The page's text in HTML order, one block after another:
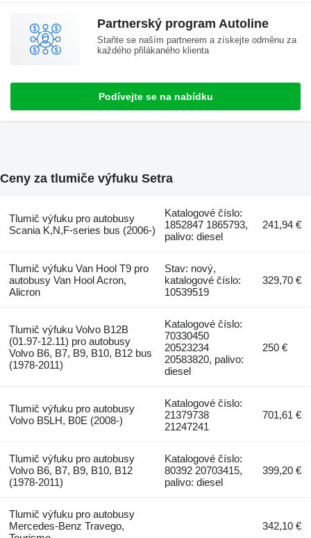
Partnerský program Autoline
Staňte se naším partnerem a získejte odměnu za
každého přilákaného klienta
Podívejte se na nabídku
Ceny za tlumiče výfuku Setra
Tlumič výfuku pro autobusy
Scania K,N,F-series bus (2006-)
Katalogové číslo:
1852847 1865793,
palivo: diesel
241,94 €
Tlumič výfuku Van Hool T9 pro
autobusy Van Hool Acron,
Alicron
Stav: nový,
katalogové číslo:
10539519
329,70 €
Tlumič výfuku Volvo B12B
(01.97-12.11) pro autobusy
Volvo B6, B7, B9, B10, B12 bus
(1978-2011)
Katalogové číslo:
70330450
20523234
20583820, palivo:
diesel
250 €
Tlumič výfuku pro autobusy
Volvo B5LH, B0E (2008-)
Katalogové číslo:
21379738
21247241
701,61 €
Tlumič výfuku pro autobusy
Volvo B6, B7, B9, B10, B12
(1978-2011)
Katalogové číslo:
80392 20703415,
palivo: diesel
399,20 €
Tlumič výfuku pro autobusy
Mercedes-Benz Travego,
342,10 €